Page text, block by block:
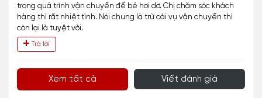
trong quá trình vận chuyển để bé hơi dơ. Chị chăm sóc khách
hàng thì rất nhiệt tình. Nói chung là trừ cái vụ vận chuyển thì
còn lại là tuyệt vời.
Trả lời
Xem tất cả Viết đánh giá